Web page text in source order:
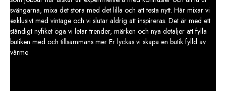
svängarna, mixa det stora med det lilla och att testa nytt. Här mixar vi
exklusivt med vintage och vi slutar aldrig att inspireras. Det är med ett
ständigt nyfiket öga vi letar trender, märken och nya detaljer att fylla
butiken med och tillsammans mer Er lyckas vi skapa en butik fylld av
värme